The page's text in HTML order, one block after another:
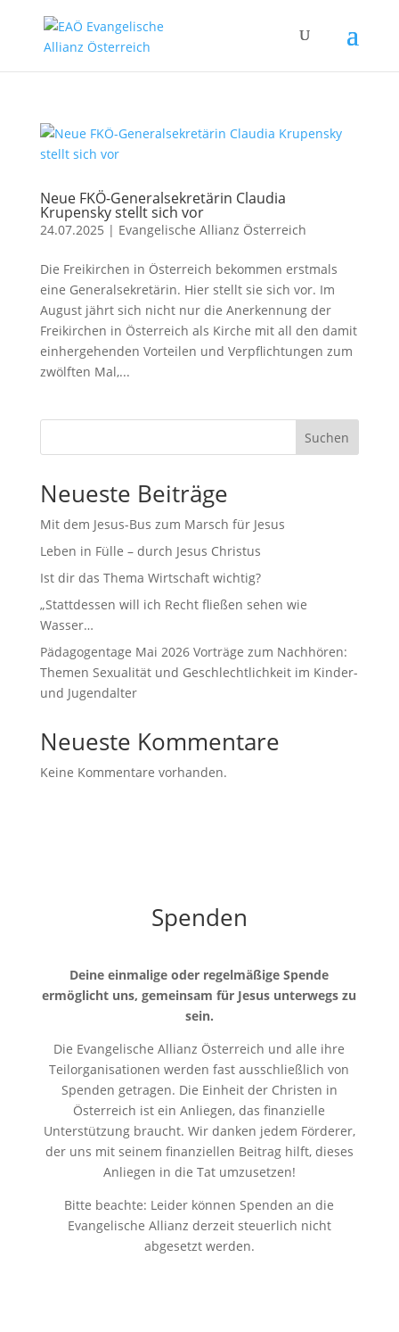
Neue FKÖ-Generalsekretärin Claudia
Krupensky stellt sich vor
24.07.2025 | Evangelische Allianz Österreich
Die Freikirchen in Österreich bekommen erstmals
eine Generalsekretärin. Hier stellt sie sich vor. Im
August jährt sich nicht nur die Anerkennung der
Freikirchen in Österreich als Kirche mit all den damit
einhergehenden Vorteilen und Verpflichtungen zum
zwölften Mal,...
Suchen
Neueste Beiträge
Mit dem Jesus-Bus zum Marsch für Jesus
Leben in Fülle – durch Jesus Christus
Ist dir das Thema Wirtschaft wichtig?
„Stattdessen will ich Recht fließen sehen wie
Wasser…
Pädagogentage Mai 2026 Vorträge zum Nachhören:
Themen Sexualität und Geschlechtlichkeit im Kinder-
und Jugendalter
Neueste Kommentare
Keine Kommentare vorhanden.
Spenden
Deine einmalige oder regelmäßige Spende
ermöglicht uns, gemeinsam für Jesus unterwegs zu
sein.
Die Evangelische Allianz Österreich und alle ihre
Teilorganisationen werden fast ausschließlich von
Spenden getragen. Die Einheit der Christen in
Österreich ist ein Anliegen, das finanzielle
Unterstützung braucht. Wir danken jedem Förderer,
der uns mit seinem finanziellen Beitrag hilft, dieses
Anliegen in die Tat umzusetzen!
Bitte beachte: Leider können Spenden an die
Evangelische Allianz derzeit steuerlich nicht
abgesetzt werden.